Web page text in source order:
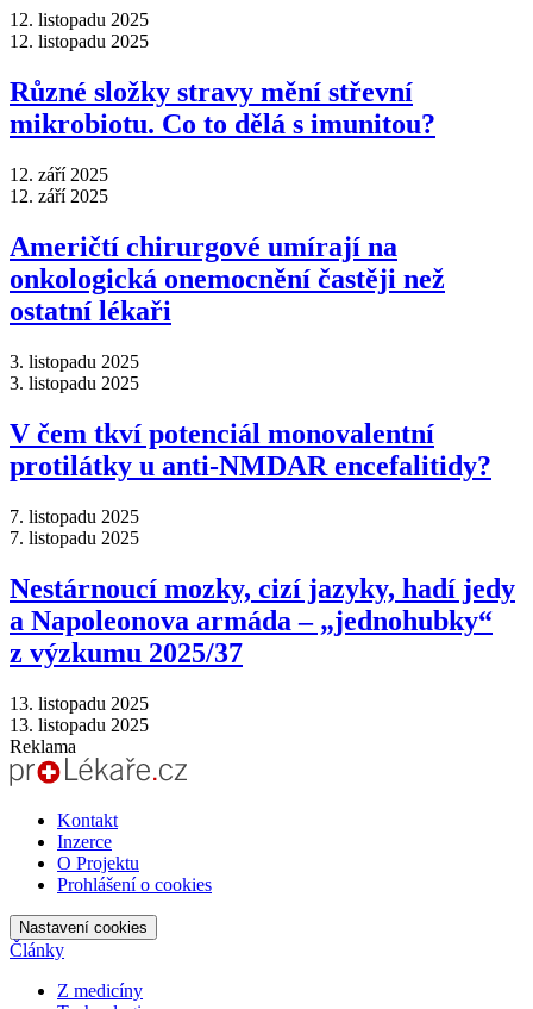
12. listopadu 2025
12. listopadu 2025
Různé složky stravy mění střevní
mikrobiotu. Co to dělá s imunitou?
12. září 2025
12. září 2025
Američtí chirurgové umírají na
onkologická onemocnění častěji než
ostatní lékaři
3. listopadu 2025
3. listopadu 2025
V čem tkví potenciál monovalentní
protilátky u anti-NMDAR encefalitidy?
7. listopadu 2025
7. listopadu 2025
Nestárnoucí mozky, cizí jazyky, hadí jedy
a Napoleonova armáda –⁠ „jednohubky“
z výzkumu 2025/37
13. listopadu 2025
13. listopadu 2025
Reklama
Kontakt
Inzerce
O Projektu
Prohlášení o cookies
Nastavení cookies
Články
Z medicíny